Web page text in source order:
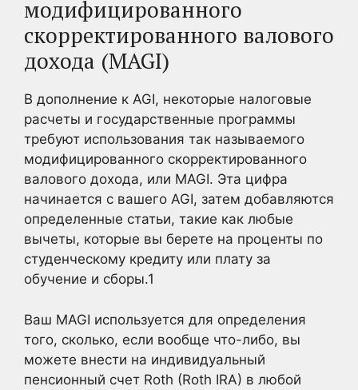
модифицированного
скорректированного валового
дохода (MAGI)
В дополнение к AGI, некоторые налоговые
расчеты и государственные программы
требуют использования так называемого
модифицированного скорректированного
валового дохода, или MAGI. Эта цифра
начинается с вашего AGI, затем добавляются
определенные статьи, такие как любые
вычеты, которые вы берете на проценты по
студенческому кредиту или плату за
обучение и сборы.1
Ваш MAGI используется для определения
того, сколько, если вообще что-либо, вы
можете внести на индивидуальный
пенсионный счет Roth (Roth IRA) в любой